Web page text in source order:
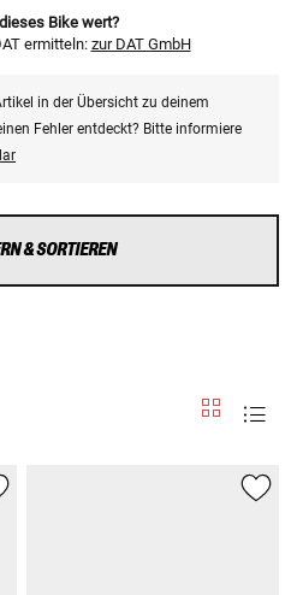
Bike wert?
ermitteln: zur DAT GmbH
in der Übersicht zu deinem
Fehler entdeckt? Bitte informiere
& SORTIEREN